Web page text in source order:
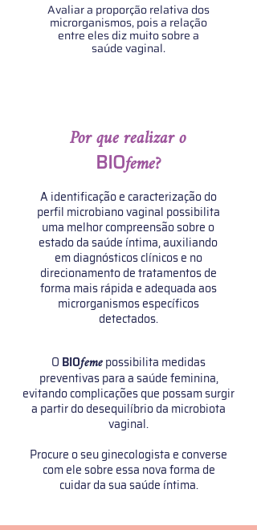
Avaliar a proporção relativa dos
microrganismos, pois a relação
entre eles diz muito sobre a
saúde vaginal.
Por que realizar o
BIOfeme?
A identificação e caracterização do
perfil microbiano vaginal possibilita
uma melhor compreensão sobre o
estado da saúde íntima, auxiliando
em diagnósticos clínicos e no
direcionamento de tratamentos de
forma mais rápida e adequada aos
microrganismos específicos
detectados.
O BIOfemepossibilita medidas
preventivas para a saúde feminina,
evitando complicações que possam surgir
a partir do desequilíbrio da microbiota
vaginal.
Procure o seu ginecologista e converse
com ele sobre essa nova forma de
cuidar da sua saúde íntima.